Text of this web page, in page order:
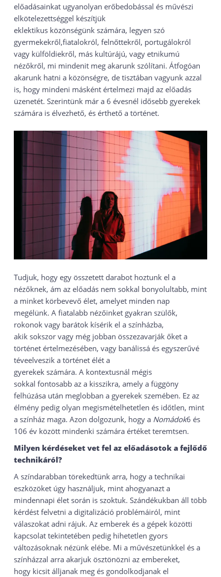
előadásainkat ugyanolyan erőbedobással és művészi
elkötelezettséggel készítjük
eklektikus közönségünk számára, legyen szó
gyermekekről,fiatalokról, felnőttekről, portugálokról
vagy külföldiekről, más kultúrájú, vagy etnikumú
nézőkről, mi mindenit meg akarunk szólítani. Átfogóan
akarunk hatni a közönségre, de tisztában vagyunk azzal
is, hogy mindeni másként értelmezi majd az előadás
üzenetét. Szerintünk már a 6 évesnél idősebb gyerekek
számára is élvezhető, és érthető a történet.
Tudjuk, hogy egy összetett darabot hoztunk el a
nézőknek, ám az előadás nem sokkal bonyolultabb, mint
a minket körbevevő élet, amelyet minden nap
megélünk. A fiatalabb nézőinket gyakran szülők,
rokonok vagy barátok kísérik el a színházba,
akik sokszor vagy még jobban összezavarják őket a
történet értelmezésében, vagy banálissá és egyszerűvé
téveelveszik a történet élét a
gyerekek számára. A kontextusnál mégis
sokkal fontosabb az a kisszikra, amely a függöny
felhúzása után meglobban a gyerekek szemében. Ez az
élmény pedig olyan megismételhetetlen és időtlen, mint
a színház maga. Azon dolgozunk, hogy a Nomádok6 és
106 év között mindenki számára értéket teremtsen.
Milyen kérdéseket vet fel az előadásotok a fejlődő
technikáról?
A színdarabban törekedtünk arra, hogy a technikai
eszközöket úgy használjuk, mint ahogyanazt a
mindennapi élet során is szoktuk. Szándékukban áll több
kérdést felvetni a digitalizáció problémáiról, mint
válaszokat adni rájuk. Az emberek és a gépek közötti
kapcsolat tekintetében pedig hihetetlen gyors
változásoknak nézünk elébe. Mi a művészetünkkel és a
színházzal arra akarjuk ösztönözni az embereket,
hogy kicsit álljanak meg és gondolkodjanak el